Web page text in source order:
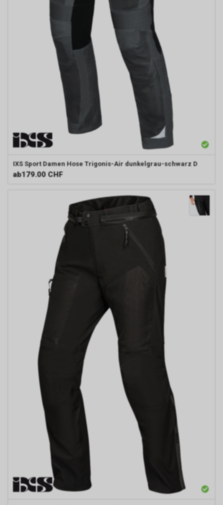
IXS Sport Damen Hose Trigonis-Air dunkelgrau-schwarz D
ab179.00 CHF